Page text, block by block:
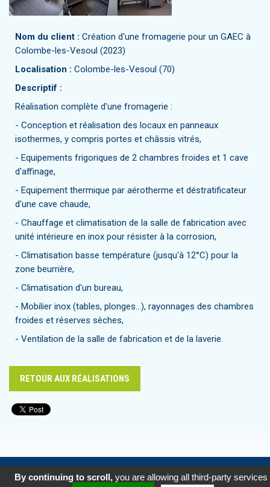
Nom du client : Création d'une fromagerie pour un GAEC à
Colombe-les-Vesoul (2023)
Localisation : Colombe-les-Vesoul (70)
Descriptif :
Réalisation complète d'une fromagerie :
- Conception et réalisation des locaux en panneaux
isothermes, y compris portes et châssis vitrés,
- Equipements frigoriques de 2 chambres froides et 1 cave
d'affinage,
- Equipement thermique par aérotherme et déstratificateur
d'une cave chaude,
- Chauffage et climatisation de la salle de fabrication avec
unité intérieure en inox pour résister à la corrosion,
- Climatisation basse température (jusqu'à 12°C) pour la
zone beurrière,
- Climatisation d'un bureau,
- Mobilier inox (tables, plonges...), rayonnages des chambres
froides et réserves sèches,
- Ventilation de la salle de fabrication et de la laverie.
RETOUR AUX RÉALISATIONS
Mentions légales / Protection des données /
Gestion des cookies
By continuing to scroll, you are allowing all third-party services